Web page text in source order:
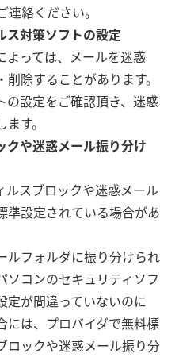
絡ください。
ス対策ソフトの設定
よっては、メールを迷惑
除することがあります。
の設定をご確認頂き、迷惑
す。
クや迷惑メール振り分け
ルスブロックや迷惑メール
準設定されている場合があ
ルフォルダに振り分けられ
ソコンのセキュリティソフ
定が間違っていないのに
には、プロバイダで無料標
ロックや迷惑メール振り分